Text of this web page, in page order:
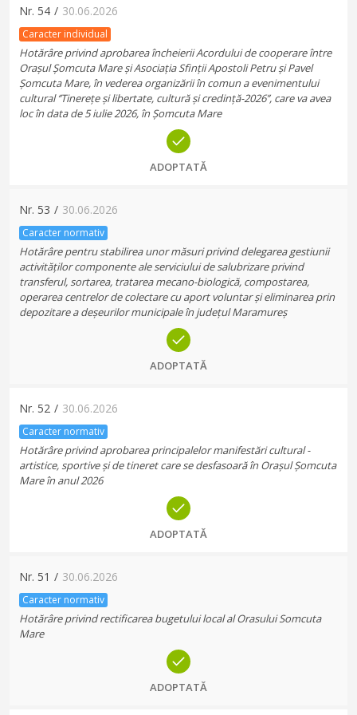
Nr. 54 / 30.06.2026
Caracter individual
Hotărâre privind aprobarea încheierii Acordului de cooperare între
Orașul Șomcuta Mare și Asociația Sfinții Apostoli Petru și Pavel
Șomcuta Mare, în vederea organizării în comun a evenimentului
cultural ‘’Tinerețe și libertate, cultură și credință-2026’’, care va avea
loc în data de 5 iulie 2026, în Șomcuta Mare
ADOPTATĂ
Nr. 53 / 30.06.2026
Caracter normativ
Hotărâre pentru stabilirea unor măsuri privind delegarea gestiunii
activităților componente ale serviciului de salubrizare privind
transferul, sortarea, tratarea mecano-biologică, compostarea,
operarea centrelor de colectare cu aport voluntar și eliminarea prin
depozitare a deșeurilor municipale în județul Maramureș
ADOPTATĂ
Nr. 52 / 30.06.2026
Caracter normativ
Hotărâre privind aprobarea principalelor manifestări cultural -
artistice, sportive și de tineret care se desfasoară în Orașul Șomcuta
Mare în anul 2026
ADOPTATĂ
Nr. 51 / 30.06.2026
Caracter normativ
Hotărâre privind rectificarea bugetului local al Orasului Somcuta
Mare
ADOPTATĂ